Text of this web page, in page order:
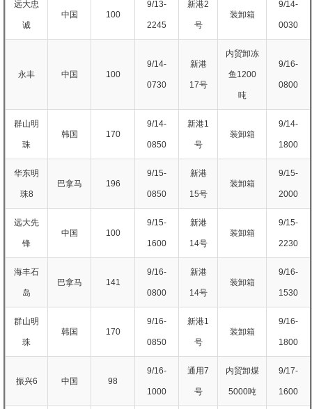
远大忠
诚
中国 100
9/13-
2245
新港2
号
装卸箱
9/14-
0030
永丰 中国 100
9/14-
0730
新港
17号
内贸卸冻
鱼1200
吨
9/16-
0800
群山明
珠
韩国 170
9/14-
0850
新港1
号
装卸箱
9/14-
1800
华东明
珠8
巴拿马 196
9/15-
0850
新港
15号
装卸箱
9/15-
2000
远大先
锋
中国 100
9/15-
1600
新港
14号
装卸箱
9/15-
2230
海丰石
岛
巴拿马 141
9/16-
0800
新港
14号
装卸箱
9/16-
1530
群山明
珠
韩国 170
9/16-
0850
新港1
号
装卸箱
9/16-
1800
振兴6 中国 98
9/16-
1000
通用7
号
内贸卸煤
5000吨
9/17-
1600